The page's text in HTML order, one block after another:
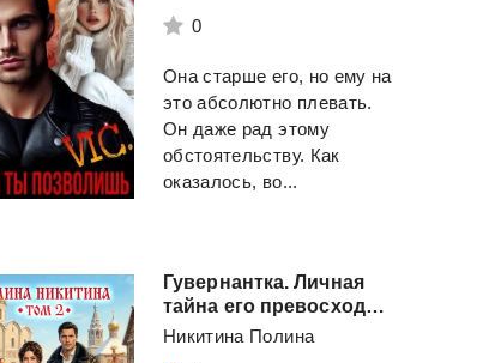
0
Она старше его, но ему на
это абсолютно плевать.
Он даже рад этому
обстоятельству. Как
оказалось, во...
Гувернантка. Личная
тайна его превосходительства. Том 2
Никитина Полина